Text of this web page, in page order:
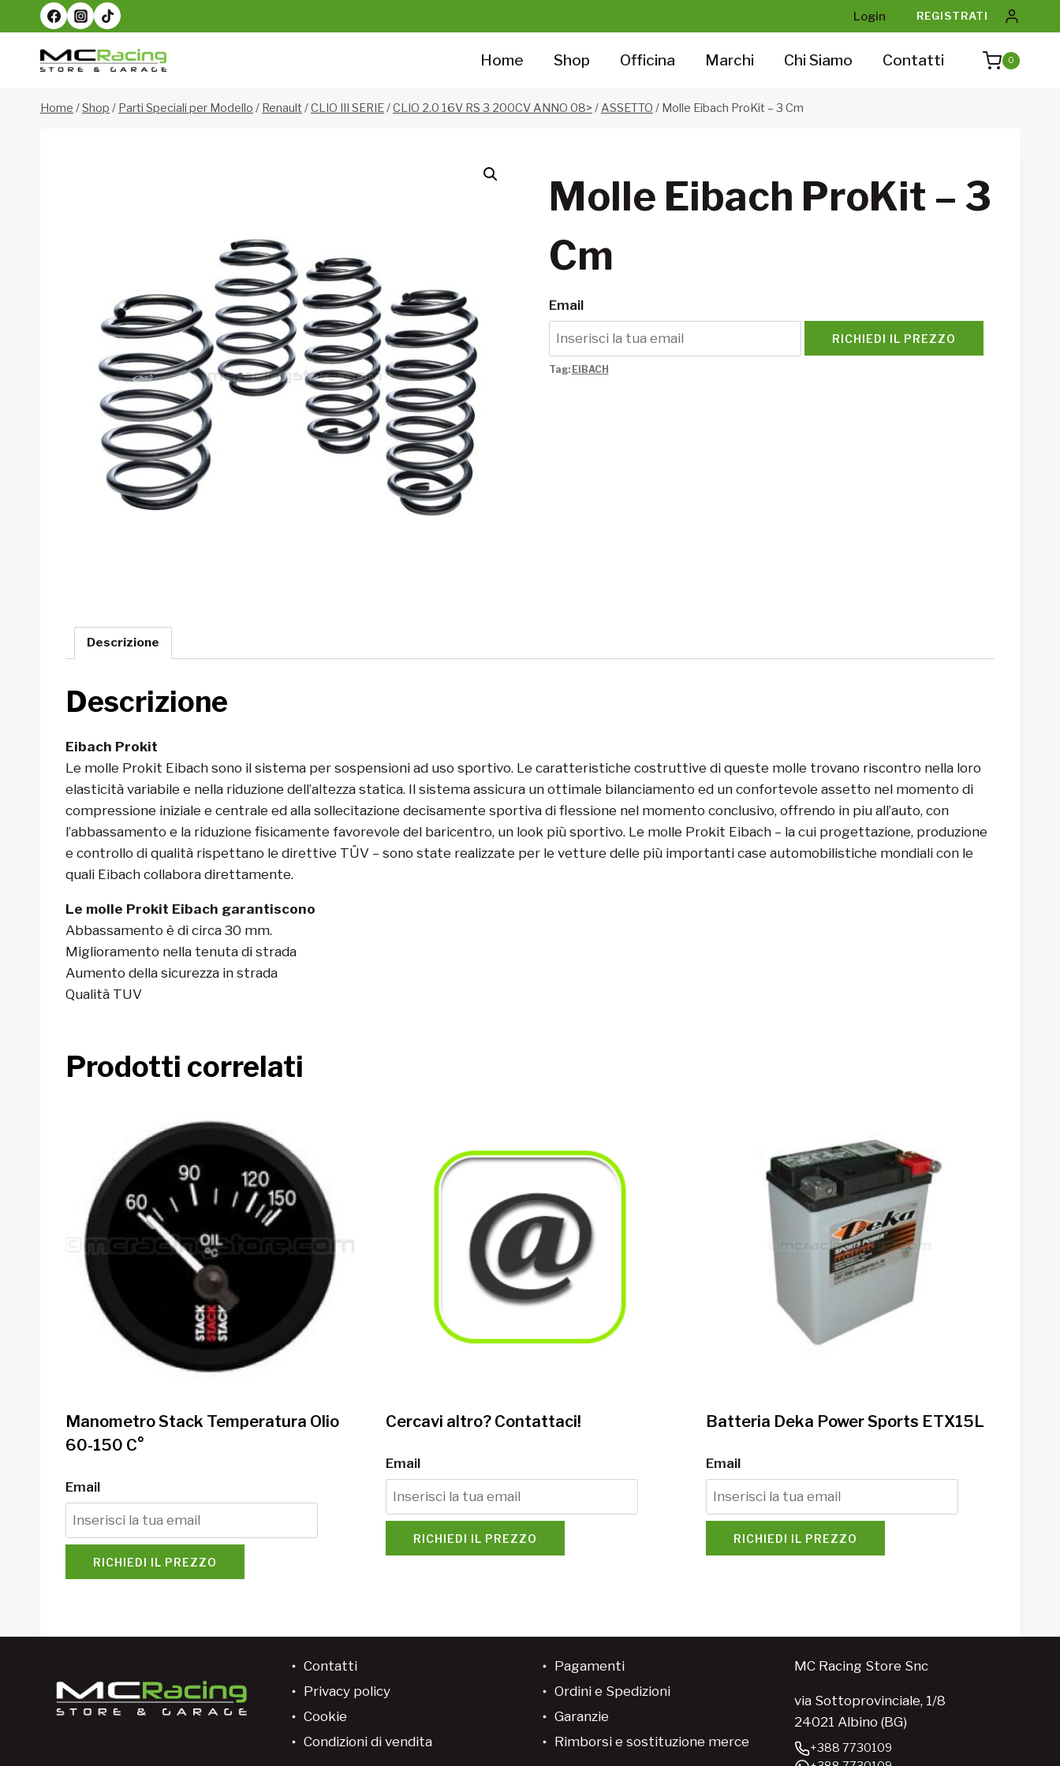
al
contenuto
Login REGISTRATI
Home Shop Officina Marchi Chi Siamo Contatti 0
Home /Shop / Parti Speciali per Modello / Renault /CLIO III SERIE/CLIO 2.0 16V RS 3 200CV ANNO 08> /ASSETTO / Molle Eibach ProKit – 3 Cm
Molle Eibach ProKit – 3
Cm
Email
RICHIEDI IL PREZZO
Tag: EIBACH
Descrizione
Descrizione
Eibach Prokit
Le molle Prokit Eibach sono il sistema per sospensioni ad uso sportivo. Le caratteristiche costruttive di queste molle trovano riscontro nella loro
elasticità variabile e nella riduzione dell’altezza statica. Il sistema assicura un ottimale bilanciamento ed un confortevole assetto nel momento di
compressione iniziale e centrale ed alla sollecitazione decisamente sportiva di flessione nel momento conclusivo, offrendo in piu all’auto, con
l’abbassamento e la riduzione fisicamente favorevole del baricentro, un look più sportivo. Le molle Prokit Eibach – la cui progettazione, produzione
e controllo di qualità rispettano le direttive TÜV – sono state realizzate per le vetture delle più importanti case automobilistiche mondiali con le
quali Eibach collabora direttamente.
Le molle Prokit Eibach garantiscono
Abbassamento è di circa 30 mm.
Miglioramento nella tenuta di strada
Aumento della sicurezza in strada
Qualità TUV
Prodotti correlati
Manometro Stack Temperatura Olio
60-150 C°
Email
RICHIEDI IL PREZZO
Cercavi altro? Contattaci!
Email
RICHIEDI IL PREZZO
Batteria Deka Power Sports ETX15L
Email
RICHIEDI IL PREZZO
Contatti
Privacy policy
Cookie
Condizioni di vendita
Pagamenti
Ordini e Spedizioni
Garanzie
Rimborsi e sostituzione merce
MC Racing Store Snc
via Sottoprovinciale, 1/8
24021 Albino (BG)
+388 7730109